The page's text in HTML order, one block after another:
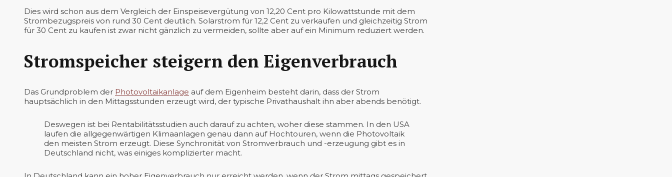
Dies wird schon aus dem Vergleich der Einspeisevergütung von 12,20 Cent pro Kilowattstunde mit dem
Strombezugspreis von rund 30 Cent deutlich. Solarstrom für 12,2 Cent zu verkaufen und gleichzeitig Strom
für 30 Cent zu kaufen ist zwar nicht gänzlich zu vermeiden, sollte aber auf ein Minimum reduziert werden.
Stromspeicher steigern den Eigenverbrauch
Das Grundproblem der Photovoltaikanlage auf dem Eigenheim besteht darin, dass der Strom
hauptsächlich in den Mittagsstunden erzeugt wird, der typische Privathaushalt ihn aber abends benötigt.
Deswegen ist bei Rentabilitätsstudien auch darauf zu achten, woher diese stammen. In den USA
laufen die allgegenwärtigen Klimaanlagen genau dann auf Hochtouren, wenn die Photovoltaik
den meisten Strom erzeugt. Diese Synchronität von Stromverbrauch und -erzeugung gibt es in
Deutschland nicht, was einiges komplizierter macht.